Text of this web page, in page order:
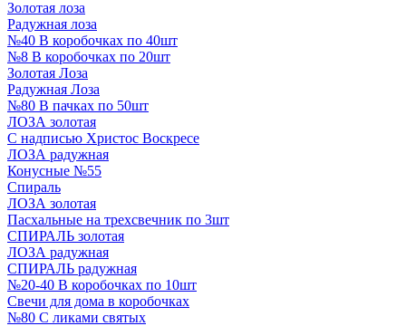
Золотая лоза
Радужная лоза
№40 В коробочках по 40шт
№8 В коробочках по 20шт
Золотая Лоза
Радужная Лоза
№80 В пачках по 50шт
ЛОЗА золотая
С надписью Христос Воскресе
ЛОЗА радужная
Конусные №55
Спираль
ЛОЗА золотая
Пасхальные на трехсвечник по 3шт
СПИРАЛЬ золотая
ЛОЗА радужная
СПИРАЛЬ радужная
№20-40 В коробочках по 10шт
Свечи для дома в коробочках
№80 С ликами святых